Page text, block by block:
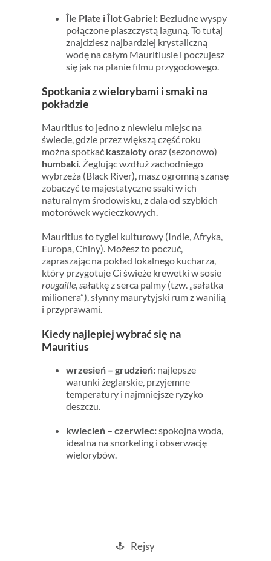
Île Plate i Îlot Gabriel:Bezludne wyspy
połączone piaszczystą laguną. To tutaj
znajdziesz najbardziej krystaliczną
wodę na całym Mauritiusie i poczujesz
się jak na planie filmu przygodowego.
Spotkania z wielorybami i smaki na
pokładzie
Mauritius to jedno z niewielu miejsc na
świecie, gdzie przez większą część roku
można spotkać kaszalotyoraz (sezonowo)
humbaki. Żeglując wzdłuż zachodniego
wybrzeża (Black River), masz ogromną szansę
zobaczyć te majestatyczne ssaki w ich
naturalnym środowisku, z dala od szybkich
motorówek wycieczkowych.
Mauritius to tygiel kulturowy (Indie, Afryka,
Europa, Chiny). Możesz to poczuć,
zapraszając na pokład lokalnego kucharza,
który przygotuje Ci świeże krewetki w sosie
rougaille, sałatkę z serca palmy (tzw. „sałatka
milionera”), słynny maurytyjski rum z wanilią
i przyprawami.
Kiedy najlepiej wybrać się na
Mauritius
wrzesień – grudzień:najlepsze
warunki żeglarskie, przyjemne
temperatury i najmniejsze ryzyko
deszczu.
kwiecień – czerwiec:spokojna woda,
idealna na snorkeling i obserwację
wielorybów.
Rejsy